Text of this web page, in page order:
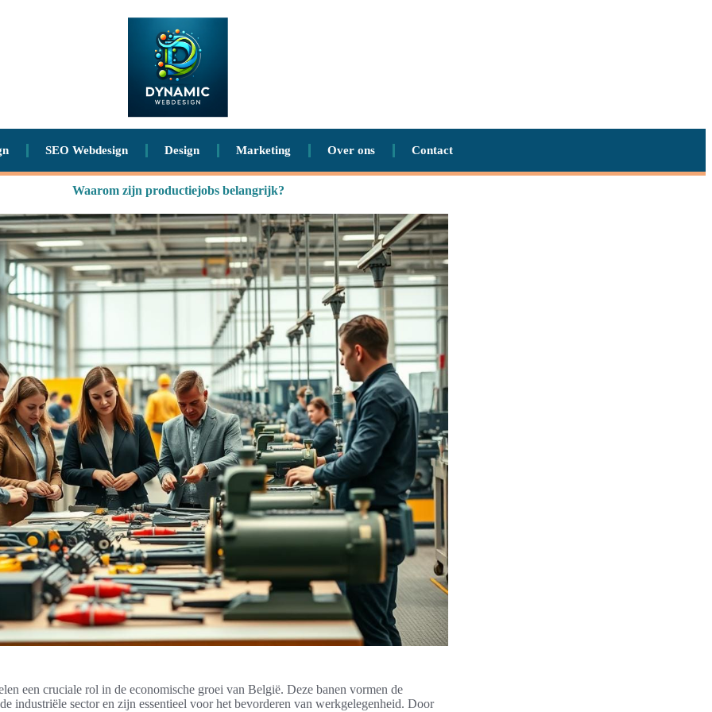
SEO Webdesign Design Marketing Over ons Contact
Waarom zijn productiejobs belangrijk?
een cruciale rol in de economische groei van België. Deze banen vormen de
industriële sector en zijn essentieel voor het bevorderen van werkgelegenheid. Door